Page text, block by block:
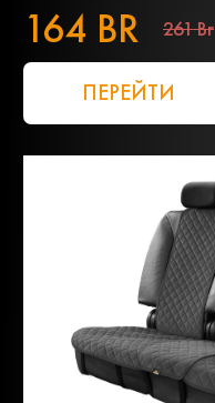
164 BR 261 Br
ПЕРЕЙТИ